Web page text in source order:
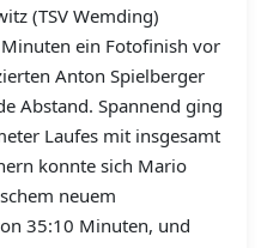
(TSV Wemding)
ein Fotofinish vor
Anton Spielberger
Abstand. Spannend ging
Laufes mit insgesamt
konnte sich Mario
neuem
35:10 Minuten, und